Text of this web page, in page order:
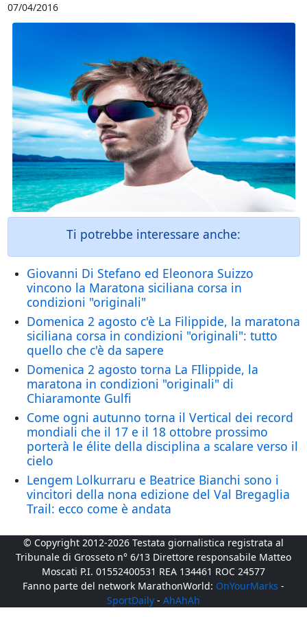
07/04/2016
Ti potrebbe interessare anche:
Giovanni Di Stefano ed Eleonora Suizzo
vincono la Maratona siciliana corsa in
condizioni "originali"
Domenica 2 agosto c'è La Filippide, la maratona
siciliana corsa in condizioni "originali": tutto
quello che c'è da sapere
Domenica 2 agosto torna La FIlippide, la
maratona in condizioni "originali" di
Chiaramonte Gulfi
Come ogni autunno torna il Vertical dei record
mondiali che il 17 e il 18 ottobre prossimo
porterà le élite della disciplina a scalare verso il
cielo
Lengem Lolkurraru e Beatrice Bianchi sono i
vincitori della nona edizione del Val Bregaglia
Trail: ecco come è andata
© Copyright 2012-2026 Testata giornalistica registrata al
Tribunale di Grosseto n° 6/13 Direttore responsabile Matteo
Moscati P.I. 01552400531 REA 134461 ROC 24577
Fanno parte del network MarathonWorld: OnYourMarks -
SportDaily - AhAhAh